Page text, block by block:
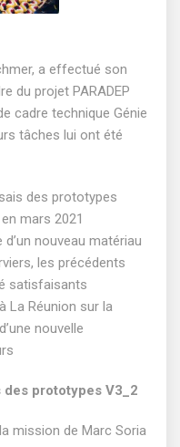
a effectué son
du projet PARADEP
cadre technique Génie
tâches lui ont été
des prototypes
mars 2021
nouveau matériau
les précédents
satisfaisants
La Réunion sur la
nouvelle
prototypes V3_2
mission de Marc Soria